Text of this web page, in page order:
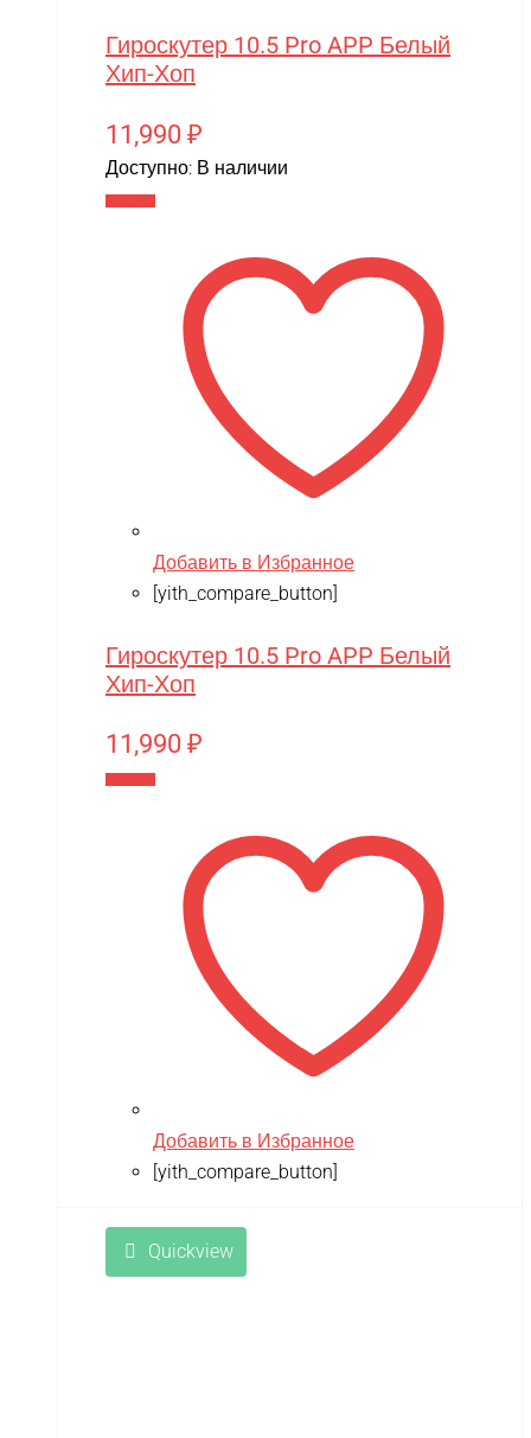
Гироскутер 10.5 Pro APP Белый
Хип-Хоп
11,990 ₽
Доступно: В наличии
Добавить в Избранное
[yith_compare_button]
Гироскутер 10.5 Pro APP Белый
Хип-Хоп
11,990 ₽
Добавить в Избранное
[yith_compare_button]
Quickview